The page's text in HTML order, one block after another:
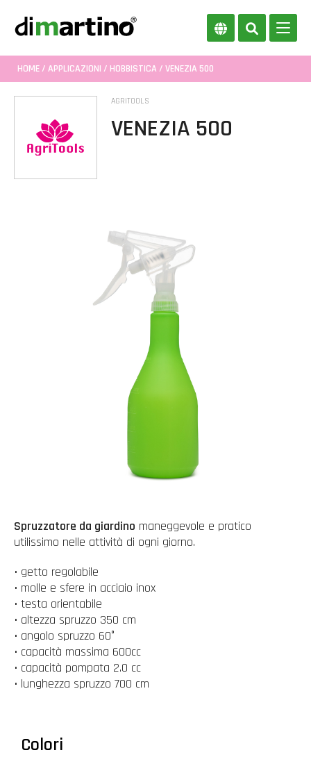
HOME/ APPLICAZIONI / HOBBISTICA / VENEZIA 500
AGRITOOLS
VENEZIA 500
Spruzzatore da giardino maneggevole e pratico
utilissimo nelle attività di ogni giorno.
• getto regolabile
• molle e sfere in acciaio inox
• testa orientabile
• altezza spruzzo 350 cm
• angolo spruzzo 60°
• capacità massima 600cc
• capacità pompata 2.0 cc
• lunghezza spruzzo 700 cm
Colori